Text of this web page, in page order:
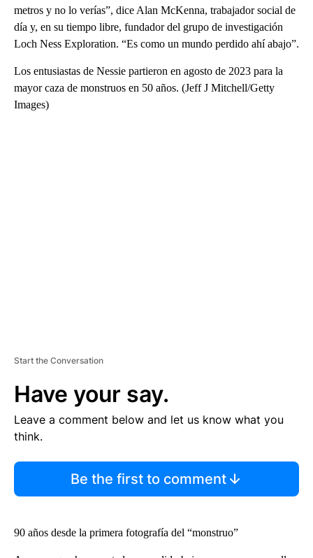
metros y no lo verías”, dice Alan McKenna, trabajador social de
día y, en su tiempo libre, fundador del grupo de investigación
Loch Ness Exploration. “Es como un mundo perdido ahí abajo”.
Los entusiastas de Nessie partieron en agosto de 2023 para la
mayor caza de monstruos en 50 años. (Jeff J Mitchell/Getty
Images)
Start the Conversation
Have your say.
Leave a comment below and let us know what you
think.
Be the first to comment
90 años desde la primera fotografía del “monstruo”